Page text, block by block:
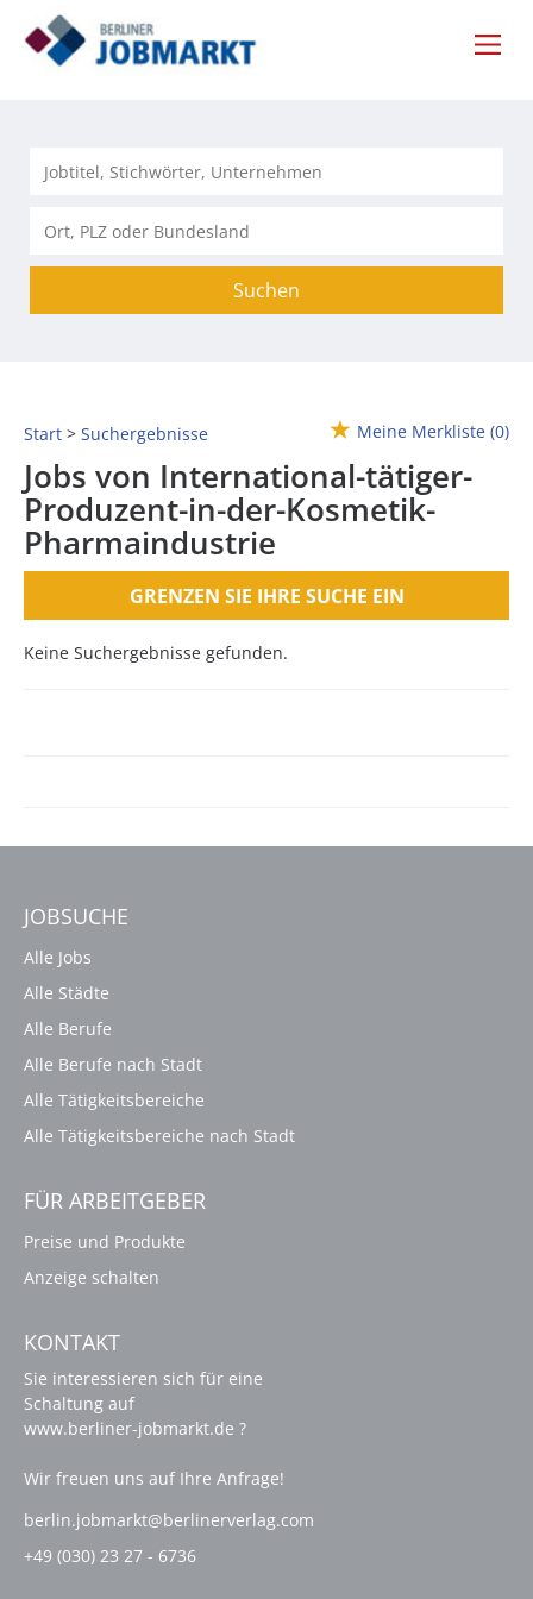
Suchen
Start Suchergebnisse Meine Merkliste (0)
Jobs von International-tätiger-
Produzent-in-der-Kosmetik-
Pharmaindustrie
GRENZEN SIE IHRE SUCHE EIN
Keine Suchergebnisse gefunden.
JOBSUCHE
Alle Jobs
Alle Städte
Alle Berufe
Alle Berufe nach Stadt
Alle Tätigkeitsbereiche
Alle Tätigkeitsbereiche nach Stadt
FÜR ARBEITGEBER
Preise und Produkte
Anzeige schalten
KONTAKT
Sie interessieren sich für eine
Schaltung auf
www.berliner-jobmarkt.de ?
Wir freuen uns auf Ihre Anfrage!
berlin.jobmarkt@berlinerverlag.com
+49 (030) 23 27 - 6736